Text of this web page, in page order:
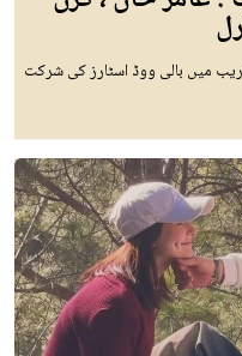
میں بالی ووڈ اسٹارز کی شرکت